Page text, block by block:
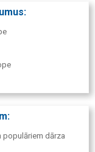
organiskie un
produktu,
Vēlam Jums
populāriem dārza